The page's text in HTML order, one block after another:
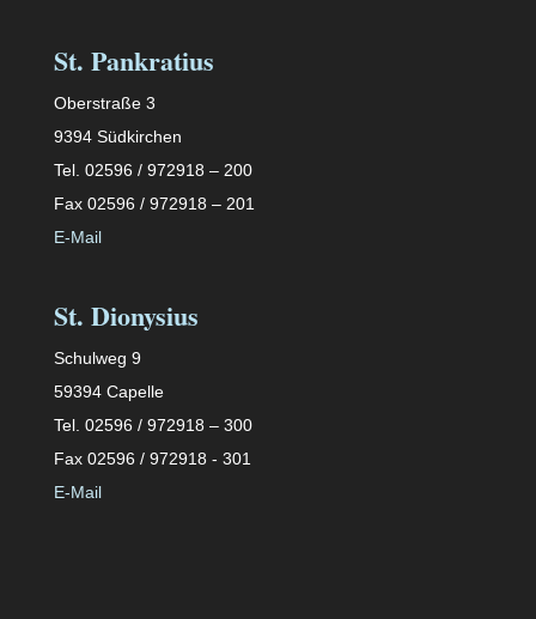
St. Pankratius
Oberstraße 3
9394 Südkirchen
Tel. 02596 / 972918 – 200
Fax 02596 / 972918 – 201
E-Mail
St. Dionysius
Schulweg 9
59394 Capelle
Tel. 02596 / 972918 – 300
Fax 02596 / 972918 - 301
E-Mail